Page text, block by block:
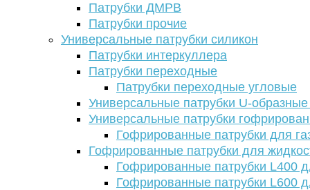
Патрубки ДМРВ
Патрубки прочие
Универсальные патрубки силикон
Патрубки интеркуллера
Патрубки переходные
Патрубки переходные угловые
Универсальные патрубки U-
Универсальные патрубки
Гофрированные патрубки для
Гофрированные патрубки для
Гофрированные патрубки L400
Гофрированные патрубки L600